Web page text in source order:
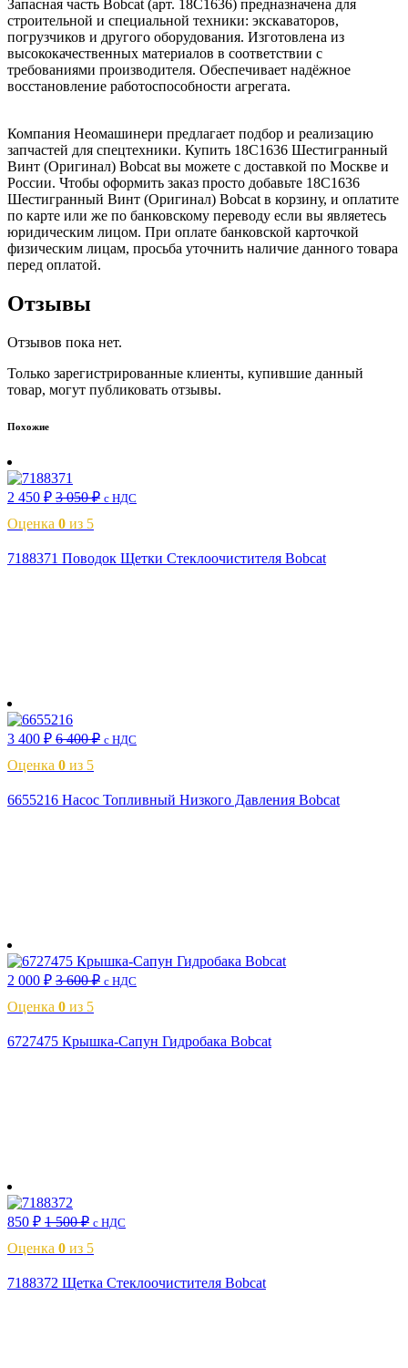
Запасная часть Bobcat (арт. 18C1636) предназначена для
строительной и специальной техники: экскаваторов,
погрузчиков и другого оборудования. Изготовлена из
высококачественных материалов в соответствии с
требованиями производителя. Обеспечивает надёжное
восстановление работоспособности агрегата.
Компания Неомашинери предлагает подбор и реализацию
запчастей для спецтехники. Купить 18C1636 Шестигранный
Винт (Оригинал) Bobcat вы можете с доставкой по Москве и
России. Чтобы оформить заказ просто добавьте 18C1636
Шестигранный Винт (Оригинал) Bobcat в корзину, и оплатите
по карте или же по банковскому переводу если вы являетесь
юридическим лицом. При оплате банковской карточкой
физическим лицам, просьба уточнить наличие данного товара
перед оплатой.
Отзывы
Отзывов пока нет.
Только зарегистрированные клиенты, купившие данный
товар, могут публиковать отзывы.
Похожие
2 450 ₽ 3 050₽ с НДС
Оценка 0 из 5
7188371 Поводок Щетки Стеклоочистителя Bobcat
3 400 ₽ 6 400₽ с НДС
Оценка 0 из 5
6655216 Насос Топливный Низкого Давления Bobcat
2 000 ₽ 3 600₽ с НДС
Оценка 0 из 5
6727475 Крышка-Сапун Гидробака Bobcat
850 ₽ 1 500₽ с НДС
Оценка 0 из 5
7188372 Щетка Стеклоочистителя Bobcat